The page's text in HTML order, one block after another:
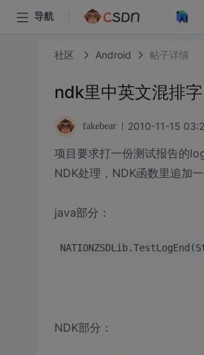
导航
社区 Android 帖子详情
ndk里中英文混排
fakebear 2010-11-15
项目要求打一份测试报告的
NDK处理，NDK函数里追加
java部分：
NDK部分：